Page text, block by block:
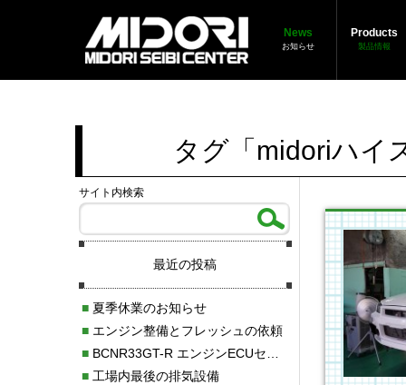
News
お知らせ
Products
製品情報
タグ「midoriハイ
サイト内検索
最近の投稿
■夏季休業のお知らせ
■エンジン整備とフレッシュの依頼
■BCNR33GT-R エンジンECUセッティング調整
■工場内最後の排気設備